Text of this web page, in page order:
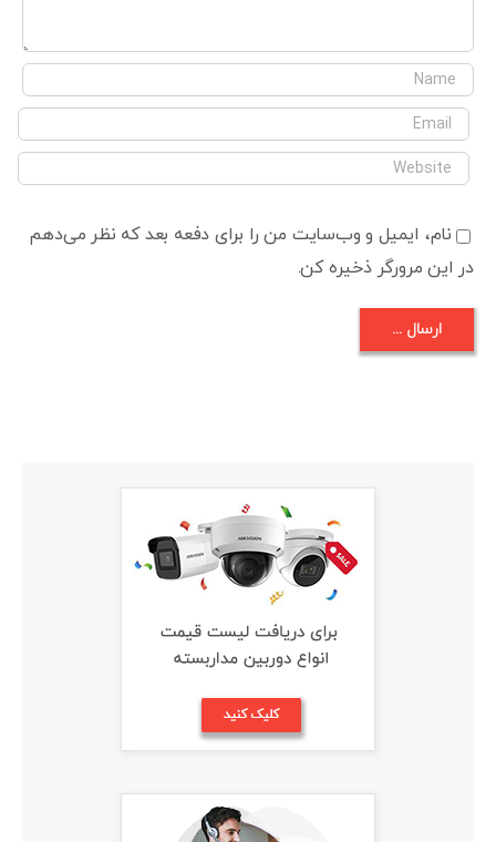
نام، ایمیل و وب‌سایت من را برای دفعه بعد که نظر می‌دهم
در این مرورگر ذخیره کن.